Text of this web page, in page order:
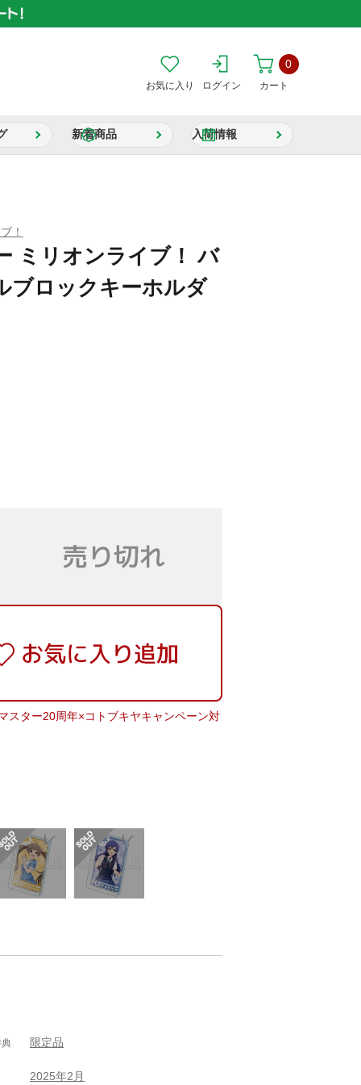
お気に入り ログイン カート
0
新着商品 入荷情報
！
ミリオンライブ！ バ
ブロックキーホルダ
スター20周年×コトブキヤキャンペーン対
限定品
2025年2月